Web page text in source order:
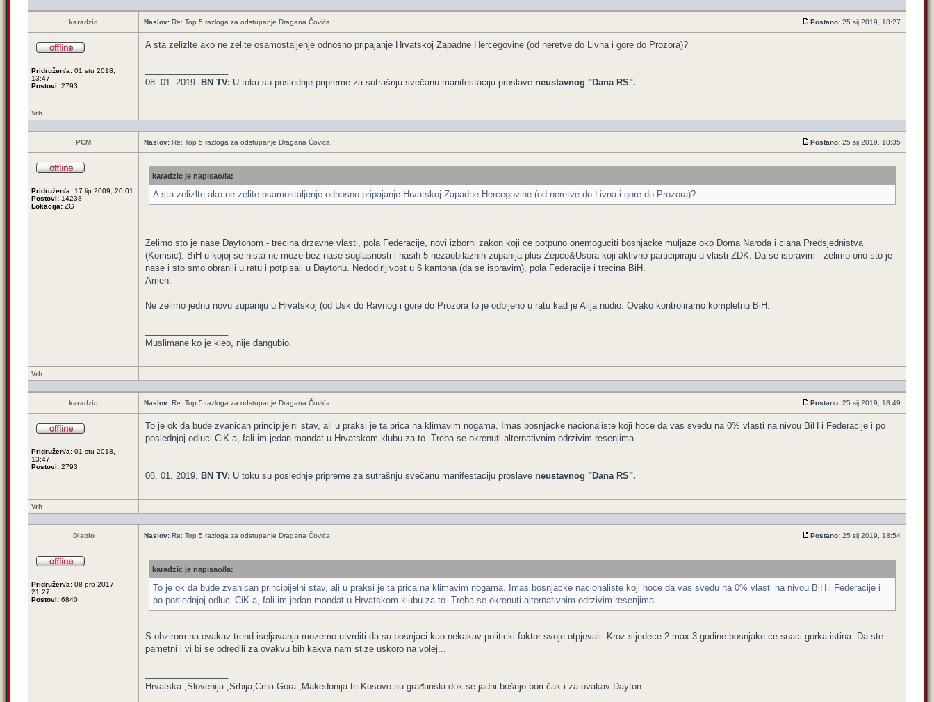
karadzic Naslov: Re: Top 5 razloga za odstupanje Dragana Čovića Postano: 25 sij 2019, 18:27
Pridružen/a: 01 stu 2018,
13:47
Postovi: 2793
A sta zelizlte ako ne zelite osamostaljenje odnosno pripajanje Hrvatskoj Zapadne Hercegovine (od neretve do Livna i gore do Prozora)?
08. 01. 2019. BN TV: U toku su poslednje pripreme za sutrašnju svečanu manifestaciju proslave neustavnog "Dana RS".
Vrh
PCM Naslov: Re: Top 5 razloga za odstupanje Dragana Čovića Postano: 25 sij 2019, 18:35
Pridružen/a: 17 lip 2009, 20:01
Postovi: 14238
Lokacija: ZG
karadzic je napisao/la:
A sta zelizlte ako ne zelite osamostaljenje odnosno pripajanje Hrvatskoj Zapadne Hercegovine (od neretve do Livna i gore do Prozora)?
Zelimo sto je nase Daytonom - trecina drzavne vlasti, pola Federacije, novi izborni zakon koji ce potpuno onemoguciti bosnjacke muljaze oko Doma Naroda i clana Predsjednistva
(Komsic). BiH u kojoj se nista ne moze bez nase suglasnosti i nasih 5 nezaobilaznih zupanija plus Zepce&Usora koji aktivno participiraju u vlasti ZDK. Da se ispravim - zelimo ono sto je
nase i sto smo obranili u ratu i potpisali u Daytonu. Nedodirljivost u 6 kantona (da se ispravim), pola Federacije i trecina BiH.
Amen.
Ne zelimo jednu novu zupaniju u Hrvatskoj (od Usk do Ravnog i gore do Prozora to je odbijeno u ratu kad je Alija nudio. Ovako kontroliramo kompletnu BiH.
Muslimane ko je kleo, nije dangubio.
Vrh
karadzic Naslov: Re: Top 5 razloga za odstupanje Dragana Čovića Postano: 25 sij 2019, 18:49
Pridružen/a: 01 stu 2018,
13:47
Postovi: 2793
To je ok da bude zvanican principijelni stav, ali u praksi je ta prica na klimavim nogama. Imas bosnjacke nacionaliste koji hoce da vas svedu na 0% vlasti na nivou BiH i Federacije i po
poslednjoj odluci CiK-a, fali im jedan mandat u Hrvatskom klubu za to. Treba se okrenuti alternativnim odrzivim resenjima
08. 01. 2019. BN TV: U toku su poslednje pripreme za sutrašnju svečanu manifestaciju proslave neustavnog "Dana RS".
Vrh
Diablo Naslov: Re: Top 5 razloga za odstupanje Dragana Čovića Postano: 25 sij 2019, 18:54
Pridružen/a: 08 pro 2017,
21:27
Postovi: 6840
karadzic je napisao/la:
To je ok da bude zvanican principijelni stav, ali u praksi je ta prica na klimavim nogama. Imas bosnjacke nacionaliste koji hoce da vas svedu na 0% vlasti na nivou BiH i Federacije i
po poslednjoj odluci CiK-a, fali im jedan mandat u Hrvatskom klubu za to. Treba se okrenuti alternativnim odrzivim resenjima
S obzirom na ovakav trend iseljavanja mozemo utvrditi da su bosnjaci kao nekakav politicki faktor svoje otpjevali. Kroz sljedece 2 max 3 godine bosnjake ce snaci gorka istina. Da ste
pametni i vi bi se odredili za ovakvu bih kakva nam stize uskoro na volej...
Hrvatska ,Slovenija ,Srbija,Crna Gora ,Makedonija te Kosovo su građanski dok se jadni bošnjo bori čak i za ovakav Dayton...